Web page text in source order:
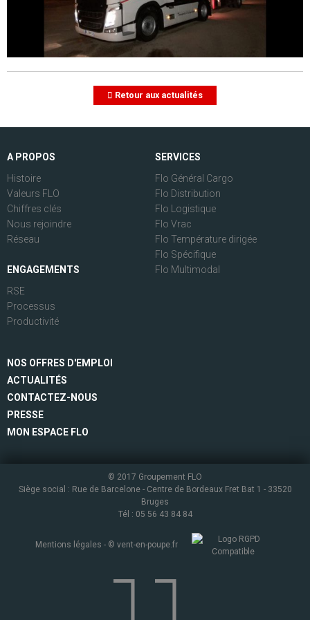
Retour aux actualités
A PROPOS
Histoire
Valeurs FLO
Chiffres clés
Nous rejoindre
Réseau
ENGAGEMENTS
RSE
Processus
Productivité
SERVICES
Flo Général Cargo
Flo Distribution
Flo Logistique
Flo Vrac
Flo Température dirigée
Flo Spécifique
Flo Multimodal
NOS OFFRES D'EMPLOI
ACTUALITÉS
CONTACTEZ-NOUS
PRESSE
MON ESPACE FLO
© 2017 Groupement FLO
Siège social : Rue de Barcelone - Centre de Bordeaux Fret Bat 1 - 33520
Bruges
Tél : 05 56 43 84 84
Mentions légales - © vent-en-poupe.fr